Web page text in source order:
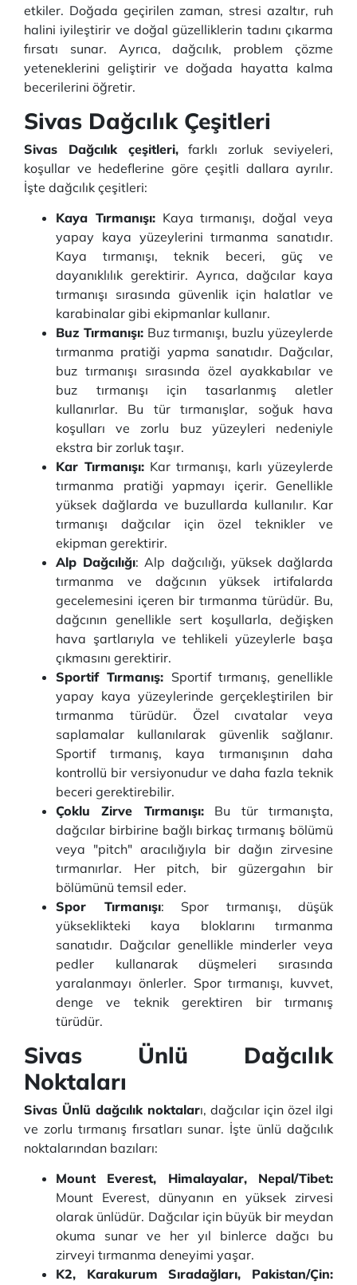
etkiler. Doğada geçirilen zaman, stresi azaltır, ruh
halini iyileştirir ve doğal güzelliklerin tadını çıkarma
fırsatı sunar. Ayrıca, dağcılık, problem çözme
yeteneklerini geliştirir ve doğada hayatta kalma
becerilerini öğretir.
Sivas Dağcılık Çeşitleri
Sivas Dağcılık çeşitleri,farklı zorluk seviyeleri,
koşullar ve hedeflerine göre çeşitli dallara ayrılır.
İşte dağcılık çeşitleri:
Kaya Tırmanışı:Kaya tırmanışı, doğal veya
yapay kaya yüzeylerini tırmanma sanatıdır.
Kaya tırmanışı, teknik beceri, güç ve
dayanıklılık gerektirir. Ayrıca, dağcılar kaya
tırmanışı sırasında güvenlik için halatlar ve
karabinalar gibi ekipmanlar kullanır.
Buz Tırmanışı:Buz tırmanışı, buzlu yüzeylerde
tırmanma pratiği yapma sanatıdır. Dağcılar,
buz tırmanışı sırasında özel ayakkabılar ve
buz tırmanışı için tasarlanmış aletler
kullanırlar. Bu tür tırmanışlar, soğuk hava
koşulları ve zorlu buz yüzeyleri nedeniyle
ekstra bir zorluk taşır.
Kar Tırmanışı: Kar tırmanışı, karlı yüzeylerde
tırmanma pratiği yapmayı içerir. Genellikle
yüksek dağlarda ve buzullarda kullanılır. Kar
tırmanışı dağcılar için özel teknikler ve
ekipman gerektirir.
Alp Dağcılığı: Alp dağcılığı, yüksek dağlarda
tırmanma ve dağcının yüksek irtifalarda
gecelemesini içeren bir tırmanma türüdür. Bu,
dağcının genellikle sert koşullarla, değişken
hava şartlarıyla ve tehlikeli yüzeylerle başa
çıkmasını gerektirir.
Sportif Tırmanış: Sportif tırmanış, genellikle
yapay kaya yüzeylerinde gerçekleştirilen bir
tırmanma türüdür. Özel cıvatalar veya
saplamalar kullanılarak güvenlik sağlanır.
Sportif tırmanış, kaya tırmanışının daha
kontrollü bir versiyonudur ve daha fazla teknik
beceri gerektirebilir.
Çoklu Zirve Tırmanışı:Bu tür tırmanışta,
dağcılar birbirine bağlı birkaç tırmanış bölümü
veya "pitch" aracılığıyla bir dağın zirvesine
tırmanırlar. Her pitch, bir güzergahın bir
bölümünü temsil eder.
Spor Tırmanışı: Spor tırmanışı, düşük
yükseklikteki kaya bloklarını tırmanma
sanatıdır. Dağcılar genellikle minderler veya
pedler kullanarak düşmeleri sırasında
yaralanmayı önlerler. Spor tırmanışı, kuvvet,
denge ve teknik gerektiren bir tırmanış
türüdür.
Sivas Ünlü Dağcılık
Noktaları
Sivas Ünlü dağcılık noktaları, dağcılar için özel ilgi
ve zorlu tırmanış fırsatları sunar. İşte ünlü dağcılık
noktalarından bazıları:
Mount Everest, Himalayalar, Nepal/Tibet:
Mount Everest, dünyanın en yüksek zirvesi
olarak ünlüdür. Dağcılar için büyük bir meydan
okuma sunar ve her yıl binlerce dağcı bu
zirveyi tırmanma deneyimi yaşar.
K2, Karakurum Sıradağları, Pakistan/Çin: